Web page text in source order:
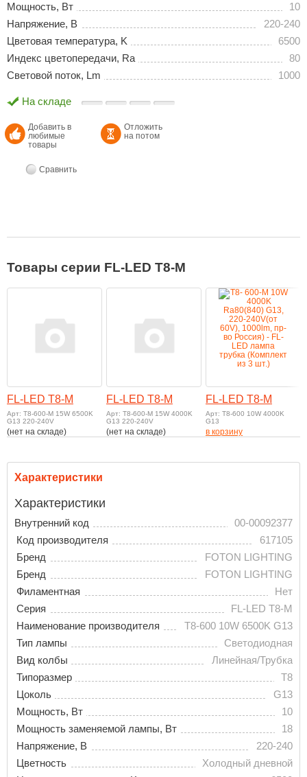
Мощность, Вт
10
Напряжение, В
220-240
Цветовая температура, K
6500
Индекс цветопередачи, Ra
80
Световой поток, Lm
1000
На складе
Добавить в
любимые
товары
Отложить
на потом
Сравнить
Товары серии FL-LED T8-M
FL-LED T8-M
Арт: T8-600-М 15W 6500K
G13 220-240V
(нет на складе)
FL-LED T8-M
Арт: T8-600-М 15W 4000K
G13 220-240V
(нет на складе)
FL-LED T8-M
Арт: T8-600 10W 4000K
G13
в корзину
Характеристики
Характеристики
Внутренний код
00-00092377
Код производителя
617105
Бренд
FOTON LIGHTING
Бренд
FOTON LIGHTING
Филаментная
Нет
Серия
FL-LED T8-M
Наименование производителя
T8-600 10W 6500K G13
Тип лампы
Светодиодная
Вид колбы
Линейная/Трубка
Типоразмер
T8
Цоколь
G13
Мощность, Вт
10
Мощность заменяемой лампы, Вт
18
Напряжение, В
220-240
Цветность
Холодный дневной